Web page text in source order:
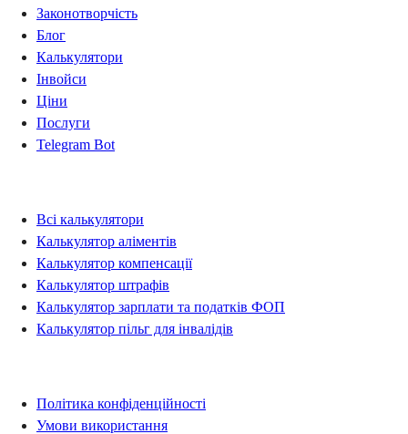
Законотворчість
Блог
Калькулятори
Інвойси
Ціни
Послуги
Telegram Bot
Всі калькулятори
Калькулятор аліментів
Калькулятор компенсації
Калькулятор штрафів
Калькулятор зарплати та податків ФОП
Калькулятор пільг для інвалідів
Політика конфіденційності
Умови використання